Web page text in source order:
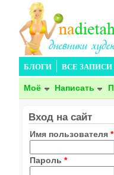
БЛОГИ ВСЕ ЗАПИСИ
Моё Написать
Вход на сайт
Имя пользователя *
Пароль *